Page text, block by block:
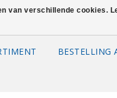
BESTELLING
van verschillende cookies.